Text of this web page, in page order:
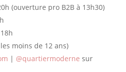
(ouverture pro B2B à 13h30)
moins de 12 ans)
| @quartiermodernesur